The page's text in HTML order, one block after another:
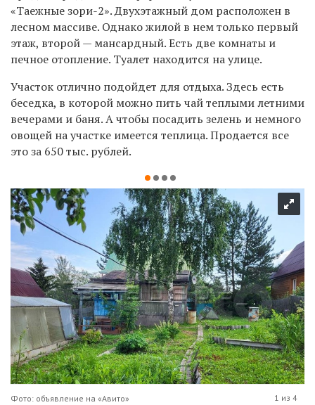
«Таежные зори-2». Двухэтажный дом расположен в
лесном массиве. Однако жилой в нем только первый
этаж, второй — мансардный. Есть две комнаты и
печное отопление. Туалет находится на улице.
Участок отлично подойдет для отдыха. Здесь есть
беседка, в которой можно пить чай теплыми летними
вечерами и баня. А чтобы посадить зелень и немного
овощей на участке имеется теплица. Продается все
это за 650 тыс. рублей.
Фото: объявление на «Авито» 1 из 4